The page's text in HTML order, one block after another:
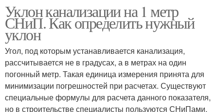
Уклон канализации на 1 метр
СНиП. Как определить нужный
уклон
Угол, под которым устанавливается канализация,
рассчитывается не в градусах, а в метрах на один
погонный метр. Такая единица измерения принята для
минимизации погрешностей при расчетах. Существуют
специальные формулы для расчета данного показателя,
но в строительстве специалисты пользуются СНиПами,